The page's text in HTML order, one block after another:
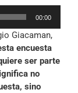
00:00
Giacaman,
encuesta
ser parte
no
sino